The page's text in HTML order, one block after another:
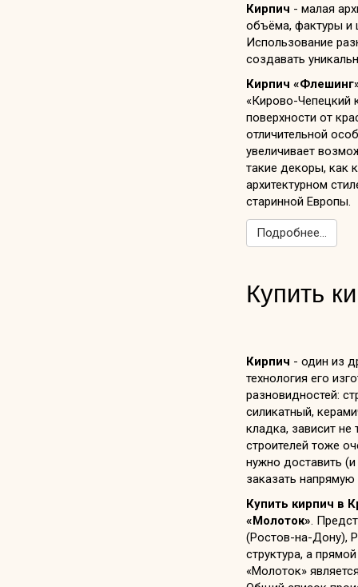
Кирпич - малая
объёма, фактуры и
Использование
создавать
Кирпич
«Кирово-Чепецкий
поверхности от
отличительной
увеличивает
такие декоры, как
архитектурном
старинной Европы.
Подробнее...
Купить
Кирпич - один из
технология его
разновидностей:
силикатный,
кладка, зависит
строителей тоже
нужно доставить
заказать
Купить кирпич в
«Молоток».
(Ростов-на-Дону),
структура, а
«Молоток»